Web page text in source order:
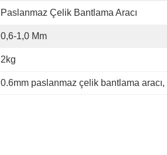
Paslanmaz Çelik Bantlama Aracı
0,6-1,0 Mm
2kg
0.6mm paslanmaz çelik bantlama aracı,